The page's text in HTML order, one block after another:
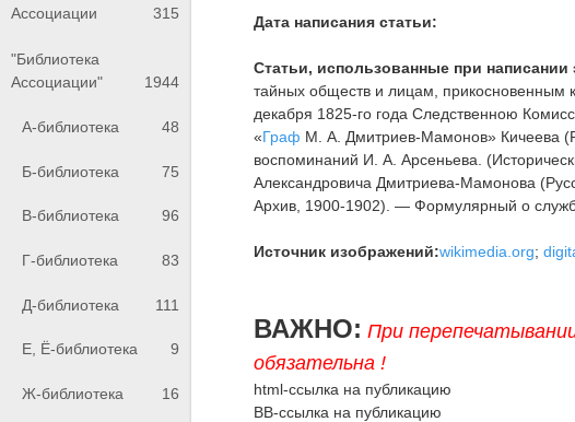
Ассоциации
315
"Библиотека
Ассоциации"
1944
А-библиотека 48
Б-библиотека 75
В-библиотека 96
Г-библиотека 83
Д-библиотека 111
Е, Ё-библиотека 9
Ж-библиотека 16
Дата написания статьи:
Статьи, использованные при написании
тайных обществ и лицам, прикосновенным
декабря 1825-го года Следственною
«Граф М. А. Дмитриев-Мамонов» Кичеева
воспоминаний И. А. Арсеньева.
Александровича Дмитриева-Мамонова
Архив, 1900-1902). — Формулярный о
Источник изображений:wikimedia.org;
ВАЖНО: При
обязательна !
html-ссылка на публикацию
BB-ссылка на публикацию